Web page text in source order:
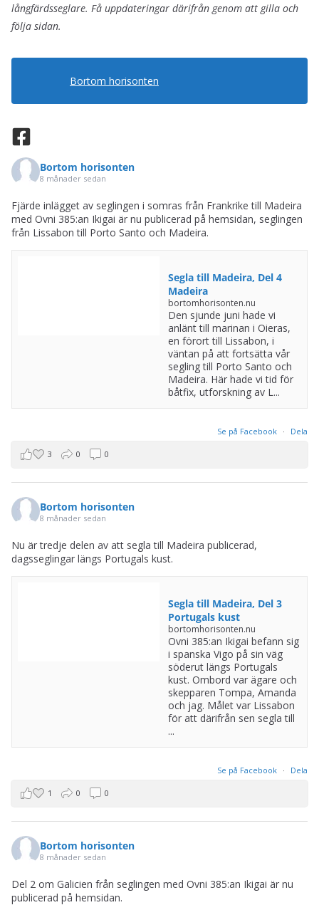
långfärdsseglare. Få uppdateringar därifrån genom att gilla och
följa sidan.
Bortom horisonten
Bortom horisonten
8 månader sedan
Fjärde inlägget av seglingen i somras från Frankrike till Madeira
med Ovni 385:an Ikigai är nu publicerad på hemsidan, seglingen
från Lissabon till Porto Santo och Madeira.
Segla till Madeira, Del 4
Madeira
bortomhorisonten.nu
Den sjunde juni hade vi
anlänt till marinan i Oieras,
en förort till Lissabon, i
väntan på att fortsätta vår
segling till Porto Santo och
Madeira. Här hade vi tid för
båtfix, utforskning av L...
Se på Facebook · Dela
3 0 0
Bortom horisonten
8 månader sedan
Nu är tredje delen av att segla till Madeira publicerad,
dagsseglingar längs Portugals kust.
Segla till Madeira, Del 3
Portugals kust
bortomhorisonten.nu
Ovni 385:an Ikigai befann sig
i spanska Vigo på sin väg
söderut längs Portugals
kust. Ombord var ägare och
skepparen Tompa, Amanda
och jag. Målet var Lissabon
för att därifrån sen segla till
...
Se på Facebook · Dela
1 0 0
Bortom horisonten
8 månader sedan
Del 2 om Galicien från seglingen med Ovni 385:an Ikigai är nu
publicerad på hemsidan.